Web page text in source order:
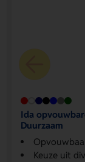
Ida
Duurzaam
Keuze uit